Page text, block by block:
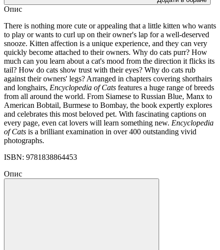
Опис
There is nothing more cute or appealing that a little kitten who wants
to play or wants to curl up on their owner's lap for a well-deserved
snooze. Kitten affection is a unique experience, and they can very
quickly become attached to their owners. Why do cats purr? How
much can you learn about a cat's mood from the direction it flicks its
tail? How do cats show trust with their eyes? Why do cats rub
against their owners' legs? Arranged in chapters covering shorthairs
and longhairs, Encyclopedia of Cats features a huge range of breeds
from all around the world. From Siamese to Russian Blue, Manx to
American Bobtail, Burmese to Bombay, the book expertly explores
and celebrates this most beloved pet. With fascinating captions on
every page, even cat lovers will learn something new. Encyclopedia
of Cats is a brilliant examination in over 400 outstanding vivid
photographs.
ISBN: 9781838864453
Опис